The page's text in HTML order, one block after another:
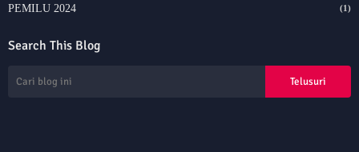
PEMILU 2024 (1)
Search This Blog